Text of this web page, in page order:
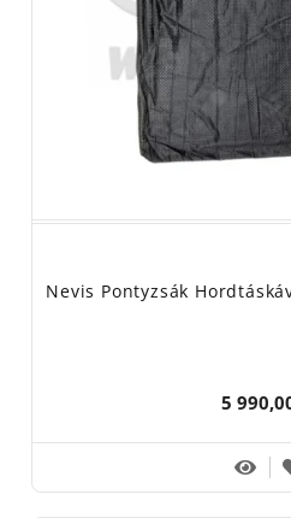
Nevis Pontyzsák
5